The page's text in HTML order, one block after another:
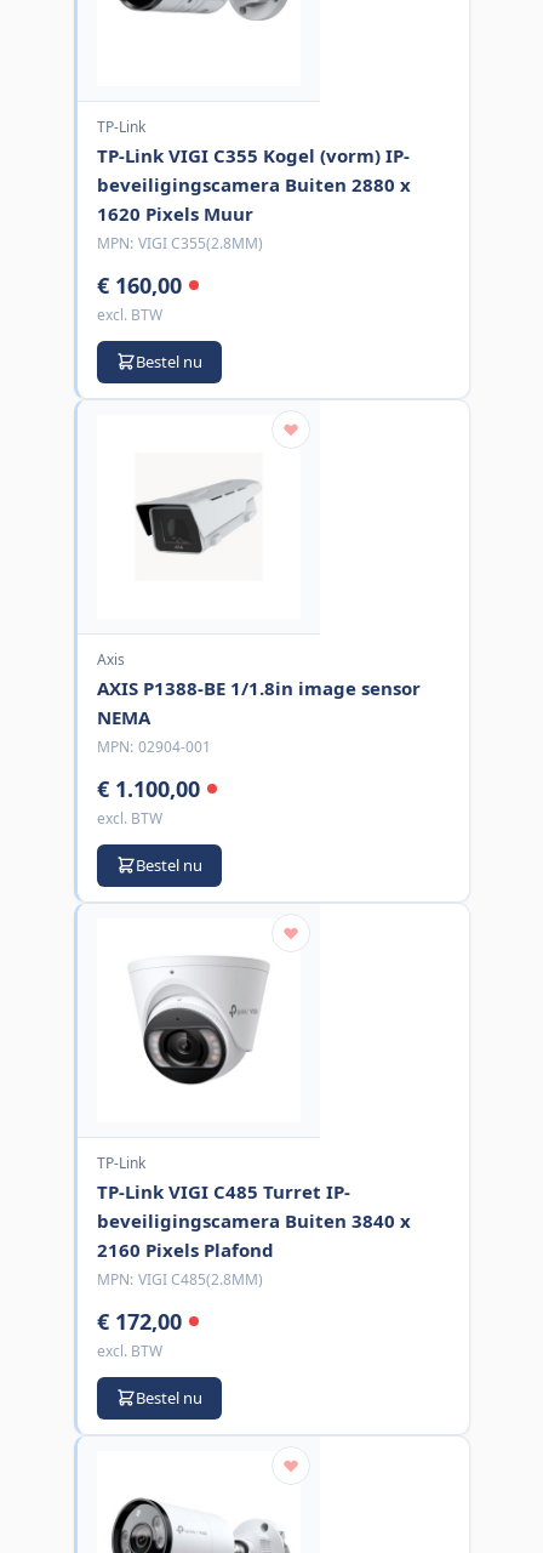
TP-Link
TP-Link VIGI C355 Kogel (vorm) IP-
beveiligingscamera Buiten 2880 x
1620 Pixels Muur
MPN: VIGI C355(2.8MM)
€ 160,00
excl. BTW
Bestel nu
Axis
AXIS P1388-BE 1/1.8in image sensor
NEMA
MPN: 02904-001
€ 1.100,00
excl. BTW
Bestel nu
TP-Link
TP-Link VIGI C485 Turret IP-
beveiligingscamera Buiten 3840 x
2160 Pixels Plafond
MPN: VIGI C485(2.8MM)
€ 172,00
excl. BTW
Bestel nu